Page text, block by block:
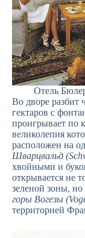
Отель
Во дворе разбит
гектаров с
проигрывает по
великолепия
расположен на
Шварцвальд
хвойными и
открывается не
зеленой зоны,
горы Вогезы
территорией